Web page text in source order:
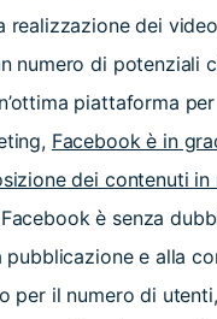
realizzazione dei
numero di potenziali
piattaforma
Facebook è in
dei contenuti in
è senza
pubblicazione e alla
per il numero di